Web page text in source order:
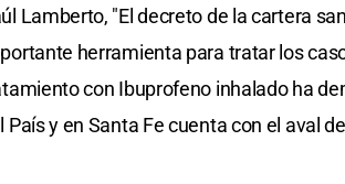
Lamberto, "El decreto de la cartera
herramienta para tratar los
con Ibuprofeno inhalado ha
País y en Santa Fe cuenta con el aval